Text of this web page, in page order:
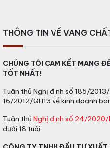
THÔNG TIN VỀ VANG
CHÚNG TÔI CAM KẾT MANG
TỐT NHẤT!
Tuân thủ Nghị định số 185/
16/2012/QH13 về kinh doanh
Tuân thủ Nghị định số 24/
dưới 18 tuổi.